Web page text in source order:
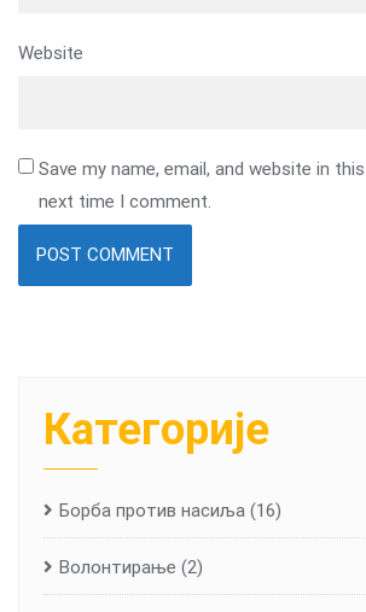
Website
Save my name, email, and website in
next time I comment.
Категорије
Борба против насиља (16)
Волонтирање (2)